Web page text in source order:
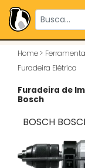
Home >
Furadeira Elétrica
Furadeira de
Bosch
BOSCH